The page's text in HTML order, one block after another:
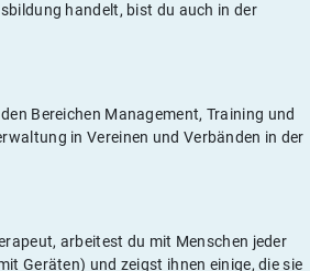
handelt, bist du auch in der
Bereichen Management, Training und
in Vereinen und Verbänden in der
arbeitest du mit Menschen jeder
Geräten) und zeigst ihnen einige, die sie